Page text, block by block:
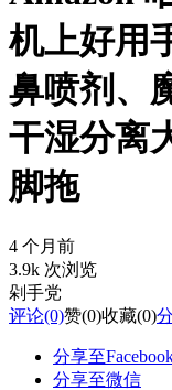
机上好用
鼻喷剂、
干湿分离
脚拖
4 个月前
3.9k 次浏览
剁手党
评论(0)赞(0)收藏(0)
分享至
分享至微信